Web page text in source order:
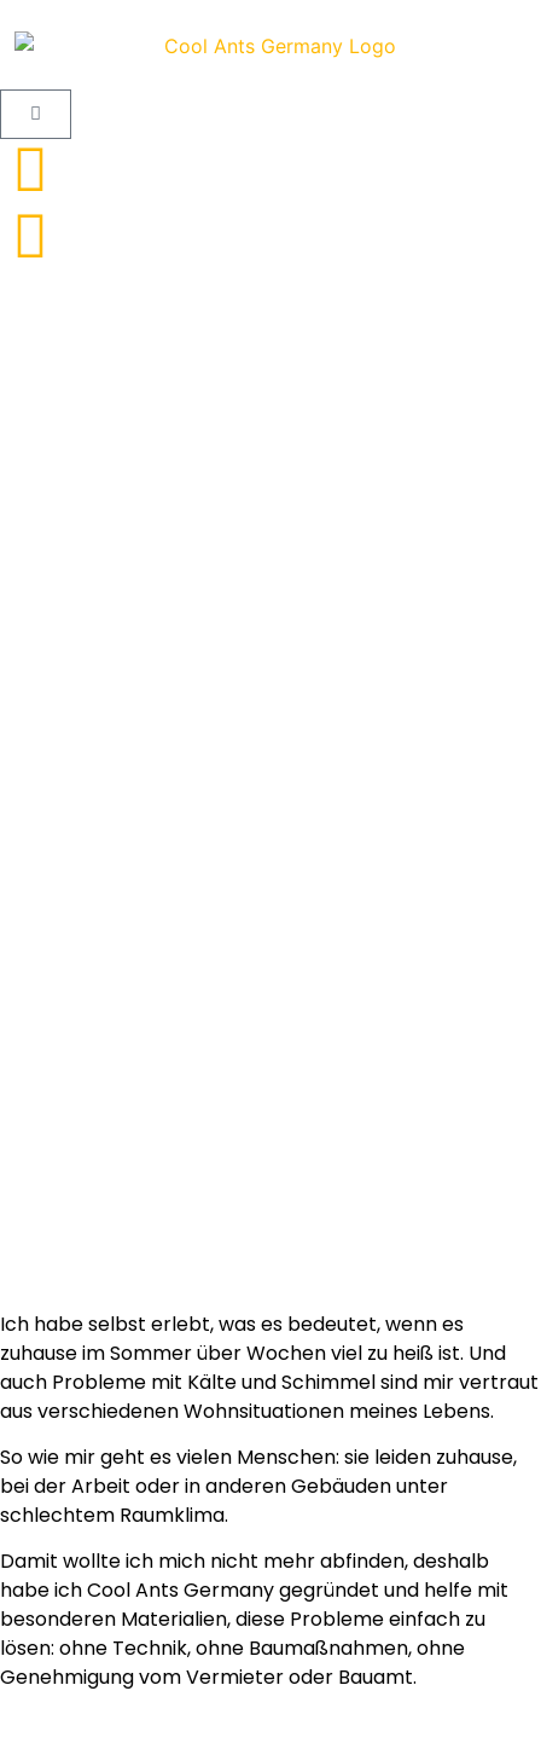
Ich habe selbst erlebt, was es bedeutet, wenn es
zuhause im Sommer über Wochen viel zu heiß ist. Und
auch Probleme mit Kälte und Schimmel sind mir vertraut
aus verschiedenen Wohnsituationen meines Lebens.
So wie mir geht es vielen Menschen: sie leiden zuhause,
bei der Arbeit oder in anderen Gebäudenunter
schlechtem Raumklima.
Damit wollte ich mich nicht mehr abfinden, deshalb
habe ich Cool Ants Germany gegründet und helfe mit
besonderen Materialien, diese Probleme einfach zu
lösen: ohne Technik, ohne Baumaßnahmen, ohne
Genehmigung vom Vermieter oder Bauamt.